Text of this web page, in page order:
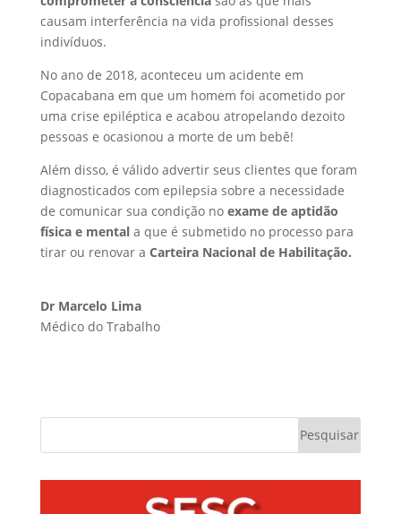
causam interferência na vida profissional desses
indivíduos.
No ano de 2018, aconteceu um acidente em
Copacabana em que um homem foi acometido por
uma crise epiléptica e acabou atropelando dezoito
pessoas e ocasionou a morte de um bebê!
Além disso, é válido advertir seus clientes que foram
diagnosticados com epilepsia sobre a necessidade
de comunicar sua condição no exame de aptidão
física e mentala que é submetido no processo para
tirar ou renovar a Carteira Nacional de Habilitação.
Dr Marcelo Lima
Médico do Trabalho